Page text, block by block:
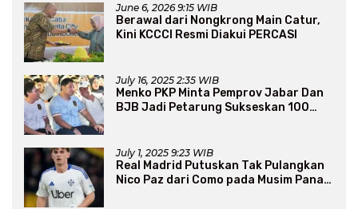
June 6, 2026 9:15 WIB
Berawal dari Nongkrong Main Catur,
Kini KCCCI Resmi Diakui PERCASI
July 16, 2025 2:35 WIB
Menko PKP Minta Pemprov Jabar Dan
BJB Jadi Petarung Sukseskan 100
July 1, 2025 9:23 WIB
Real Madrid Putuskan Tak Pulangkan
Nico Paz dari Como pada Musim Panas